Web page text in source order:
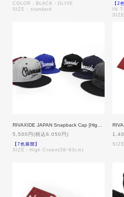
COLOR：BLACK・OLIVE
SIZE : standard
【2
IN
5,500円(税込6,050円)
【7色展開】
SIZE：High Crown(58~63cm)